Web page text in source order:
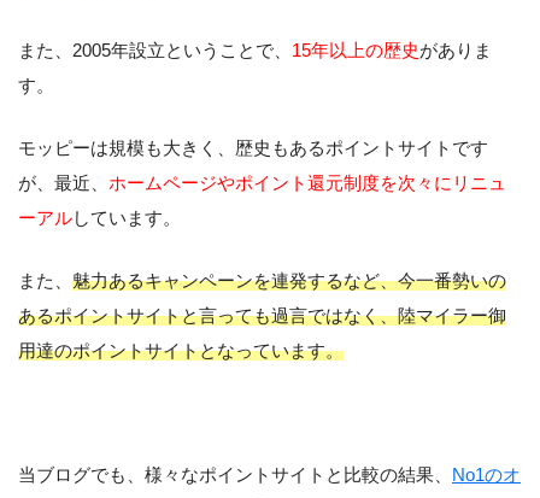
また、2005年設立ということで、 15年以上の歴史がありま
す。
モッピーは規模も大きく、歴史もあるポイントサイトです
が、最近、 ホームページやポイント還元制度を次々にリニュ
ーアルしています。
また、 魅力あるキャンペーンを連発するなど、今一番勢いの
あるポイントサイトと言っても過言ではなく、陸マイラー御
用達のポイントサイトとなっています。
当ブログでも、様々なポイントサイトと比較の結果、 No1のオ